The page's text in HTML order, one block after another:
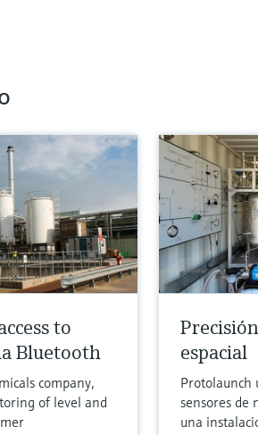
to
Bluetooth
company,
of level and
espacial
Protolaunch
sensores de
una